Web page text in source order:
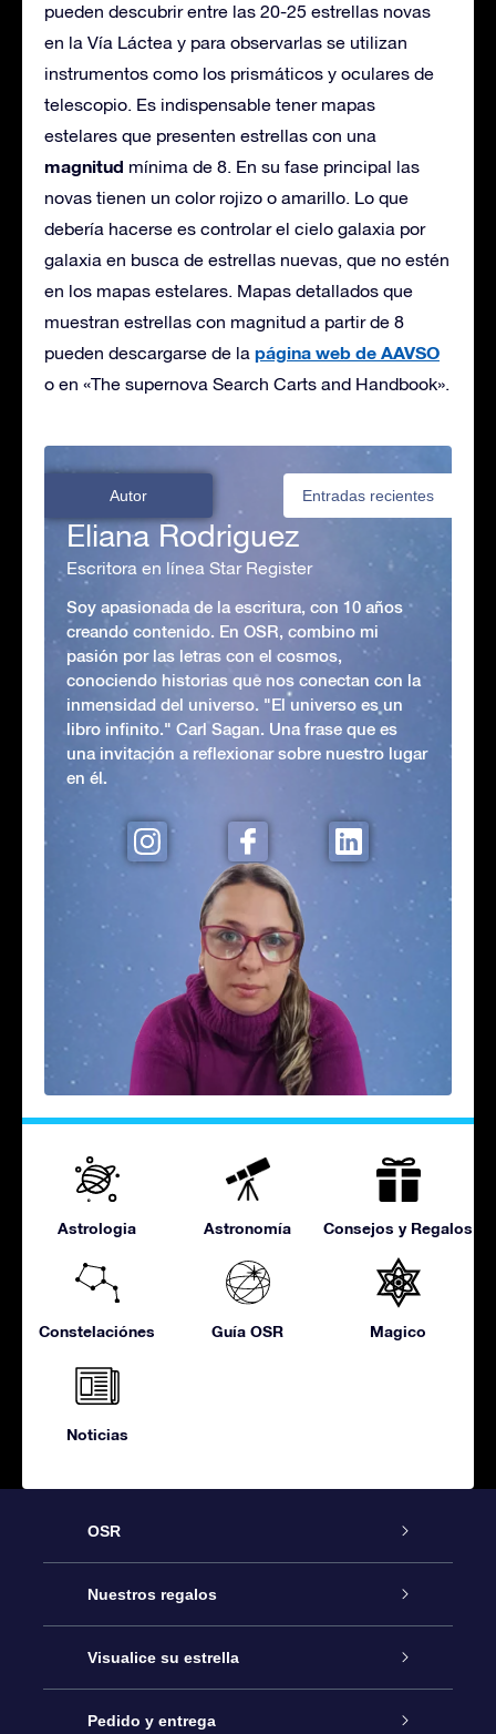
pueden descubrir entre las 20-25 estrellas novas
en la Vía Láctea y para observarlas se utilizan
instrumentos como los prismáticos y oculares de
telescopio. Es indispensable tener mapas
estelares que presenten estrellas con una
magnitud mínima de 8. En su fase principal las
novas tienen un color rojizo o amarillo. Lo que
debería hacerse es controlar el cielo galaxia por
galaxia en busca de estrellas nuevas, que no estén
en los mapas estelares. Mapas detallados que
muestran estrellas con magnitud a partir de 8
pueden descargarse de la página web de AAVSO
o en «The supernova Search Carts and Handbook».
Autor Entradas recientes
Eliana Rodriguez
Escritora en línea Star Register
Soy apasionada de la escritura, con 10 años
creando contenido. En OSR, combino mi
pasión por las letras con el cosmos,
conociendo historias que nos conectan con la
inmensidad del universo. "El universo es un
libro infinito." Carl Sagan. Una frase que es
una invitación a reflexionar sobre nuestro lugar
en él.
Astrologia Astronomía Consejos y Regalos
Constelaciónes Guía OSR Magico
Noticias
OSR
Atención
Contáctanos
Blog
Nuestros regalos
Regalo Estrella Online
Paquete de Regalo OSR
Visualice su estrella
Registro estelar
Pedido y entrega